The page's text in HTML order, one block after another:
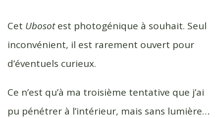
Cet Ubosotest photogénique à souhait. Seul
inconvénient, il est rarement ouvert pour
d’éventuels curieux.
Ce n’est qu’à ma troisième tentative que j’ai
pu pénétrer à l’intérieur, mais sans lumière…